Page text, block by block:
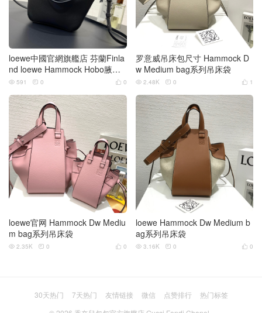
loewe中國官網旗艦店 芬蘭Finla
nd loewe Hammock Hobo腋下
包
 0
 591  0
罗意威吊床包尺寸 Hammock D
w Medium bag系列吊床袋
 1
 2.48K  0
loewe官网 Hammock Dw Mediu
m bag系列吊床袋
 0
 2.35K  0
loewe Hammock Dw Medium b
ag系列吊床袋
 0
 3.16K  0
30天热门 7天热门 友情链接 微信 点赞排行
热门标签